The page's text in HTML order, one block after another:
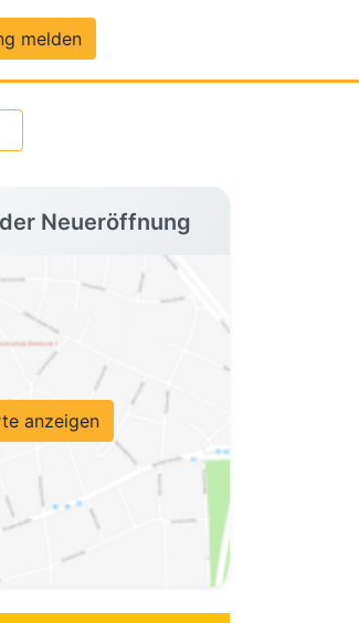
melden
Neueröffnung
anzeigen